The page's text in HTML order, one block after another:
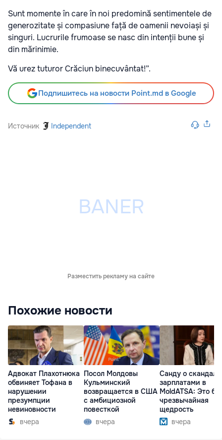
Sunt momente în care în noi predomină sentimentele de
generozitate și compasiune față de oamenii nevoiași și
singuri. Lucrurile frumoase se nasc din intenții bune și
din mărinimie.
Vă urez tuturor Crăciun binecuvântat!”.
Подпишитесь на новости Point.md в Google
Источник Independent
Разместить рекламу на сайте
Похожие новости
Адвокат Плахотнюка
обвиняет Тофана в
нарушении
презумпции
невиновности
вчера
Посол Молдовы
Кульминский
возвращается в США
с амбициозной
повесткой
вчера
Санду о
зарплатами в
MoldATSA: Это
чрезвычайная
щедрость
вчера